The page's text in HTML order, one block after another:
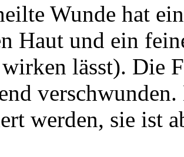
Wunde hat
Haut und ein
lässt). Die
werden, sie ist